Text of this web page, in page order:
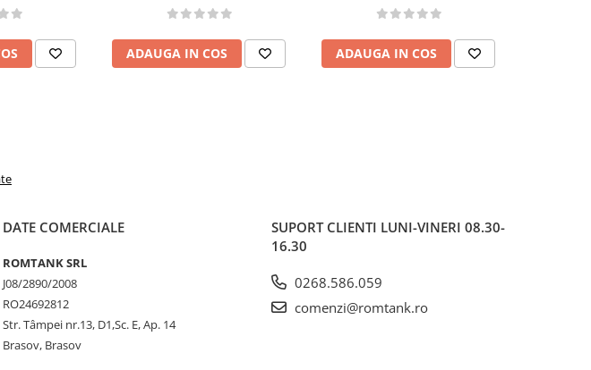
ADAUGA IN COS ADAUGA IN COS
DATE COMERCIALE
ROMTANK SRL
J08/2890/2008
RO24692812
Str. Tâmpei nr.13, D1,Sc. E, Ap. 14
Brasov, Brasov
SUPORT CLIENTI LUNI-VINERI 08.30-
16.30
0268.586.059
comenzi@romtank.ro